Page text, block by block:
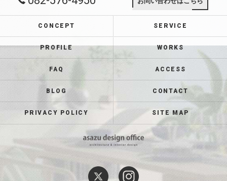
CONCEPT SERVICE
PROFILE WORKS
FAQ ACCESS
BLOG CONTACT
PRIVACY POLICY SITE MAP